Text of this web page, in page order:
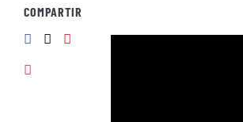
COMPARTIR